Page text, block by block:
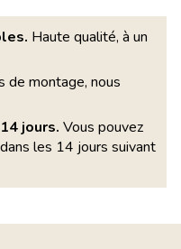
Haute qualité, à un
de montage, nous
jours. Vous pouvez
les 14 jours suivant